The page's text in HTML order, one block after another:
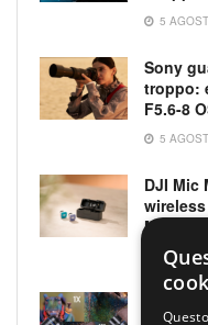
5
Sony
troppo:
F5.6-8
5
DJI Mic
Mic 3
4